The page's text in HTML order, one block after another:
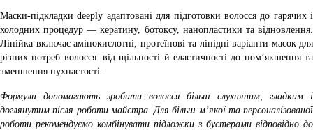
Маски-підкладки deeply адаптовані для підготовки волосся до гарячих і
холодних процедур — кератину, ботоксу, нанопластики та відновлення.
Лінійка включає амінокислотні, протеїнові та ліпідні варіанти масок для
різних потреб волосся: від щільності й еластичності до пом’якшення та
зменшення пухнастості.
Формули допомагають зробити волосся більш слухняним, гладким і
доглянутим після роботи майстра. Для більш м’якої та персоналізованої
роботи рекомендуємо комбінувати підложки з бустерами відповідно до